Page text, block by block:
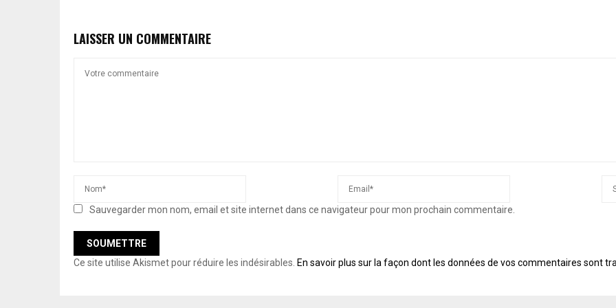
LAISSER UN COMMENTAIRE
Sauvegarder mon nom, email et site internet dans ce navigateur pour mon prochain commentaire.
Ce site utilise Akismet pour réduire les indésirables. En savoir plus sur la façon dont les données de vos commentaires sont